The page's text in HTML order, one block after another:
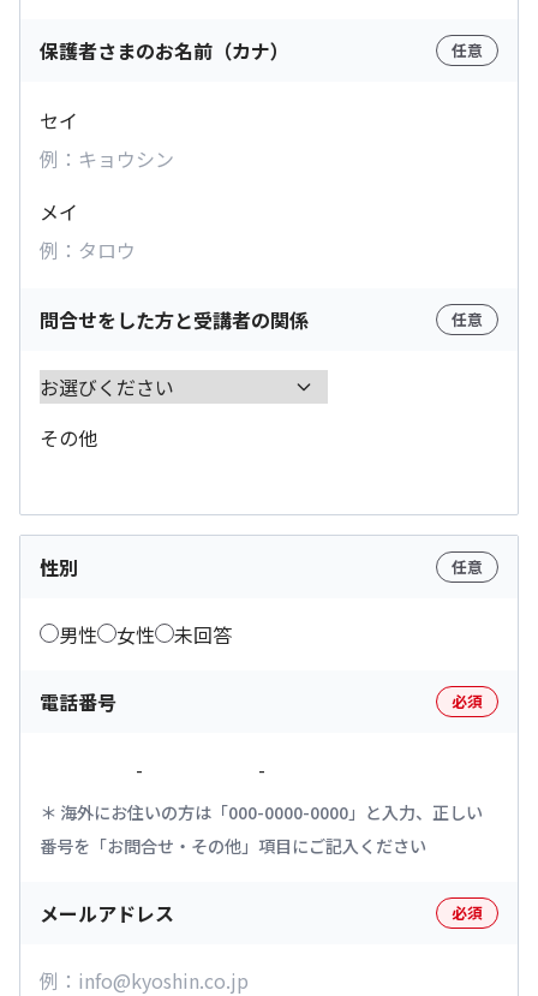
保護者さまのお名前（カナ） 任意
セイ
メイ
問合せをした方と受講者の関係 任意
その他
性別 任意
男性 女性 未回答
電話番号 必須
- -
海外にお住いの方は「000-0000-0000」と入力、正しい
番号を「お問合せ・その他」項目にご記入ください
メールアドレス 必須